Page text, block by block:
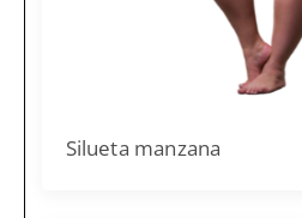
Silueta manzana